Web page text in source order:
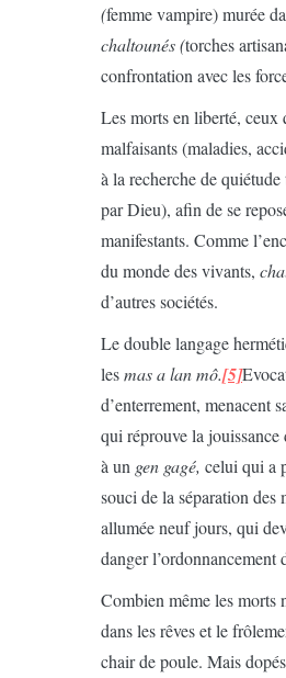
(femme vampire) murée
chaltounés (torches
confrontation avec les
Les morts en liberté, ceux
malfaisants (maladies,
à la recherche de
par Dieu), afin de se
manifestants. Comme
du monde des vivants,
d’autres sociétés.
Le double langage
lesmas a lan mô.[5]
d’enterrement, menacent
qui réprouve la
à un gen gagé, celui qui a
souci de la séparation
allumée neuf jours, qui
danger l’ordonnancement
Combien même les morts
dans les rêves et le
chair de poule. Mais